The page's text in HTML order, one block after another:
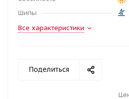
Шипы
Все характеристики
Поделиться